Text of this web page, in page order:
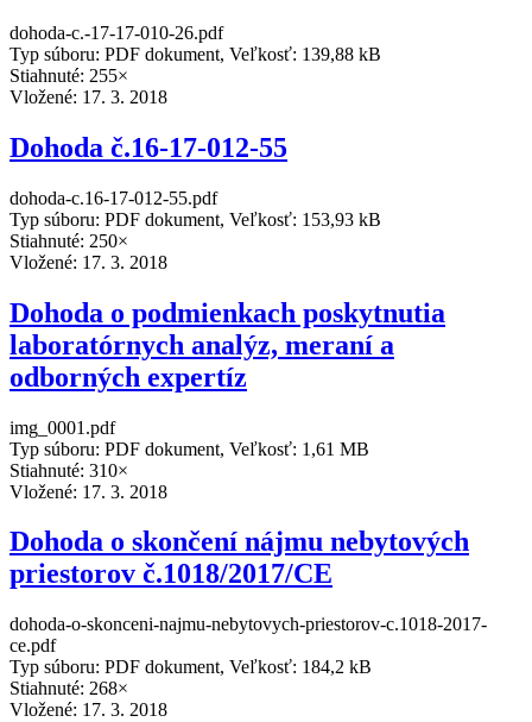
dohoda-c.-17-17-010-26.pdf
Typ súboru: PDF dokument, Veľkosť: 139,88 kB
Stiahnuté: 255×
Vložené: 17. 3. 2018
Dohoda č.16-17-012-55
dohoda-c.16-17-012-55.pdf
Typ súboru: PDF dokument, Veľkosť: 153,93 kB
Stiahnuté: 250×
Vložené: 17. 3. 2018
Dohoda o podmienkach poskytnutia
laboratórnych analýz, meraní a
odborných expertíz
img_0001.pdf
Typ súboru: PDF dokument, Veľkosť: 1,61 MB
Stiahnuté: 310×
Vložené: 17. 3. 2018
Dohoda o skončení nájmu nebytových
priestorov č.1018/2017/CE
dohoda-o-skonceni-najmu-nebytovych-priestorov-c.1018-2017-
ce.pdf
Typ súboru: PDF dokument, Veľkosť: 184,2 kB
Stiahnuté: 268×
Vložené: 17. 3. 2018